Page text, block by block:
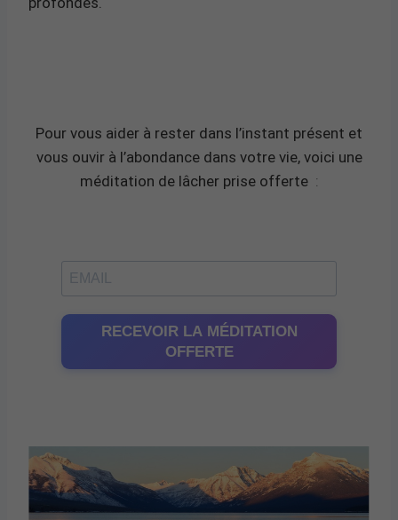
Pour vous aider à rester dans l’instant présent et
vous ouvir à l’abondance dans votre vie, voici une
méditation de lâcher prise offerte :
RECEVOIR LA MÉDITATION
OFFERTE